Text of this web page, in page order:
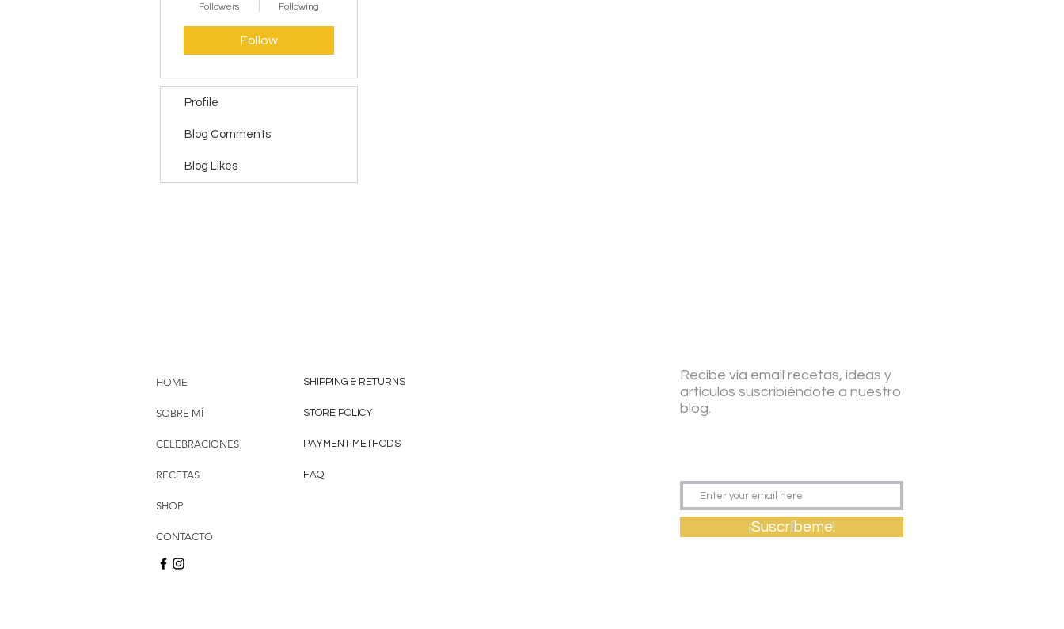
Followers Following
Follow
Profile
Blog Comments
Blog Likes
HOME
SOBRE MÍ
CELEBRACIONES
RECETAS
SHOP
CONTACTO
SHIPPING & RETURNS
STORE POLICY
PAYMENT METHODS
FAQ
Recibe via email recetas, ideas y
artículos suscribiéndote a nuestro
blog.
¡Suscríbeme!